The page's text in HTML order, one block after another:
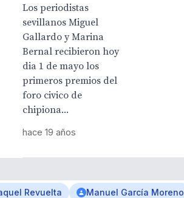
Los periodistas
sevillanos Miguel
Gallardo y Marina
Bernal recibieron hoy
dia 1 de mayo los
primeros premios del
foro civico de
chipiona...
hace 19 años
Revuelta
Manuel García Moreno